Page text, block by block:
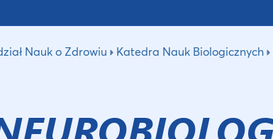
Nauk o Zdrowiu Katedra Nauk Biologicznych